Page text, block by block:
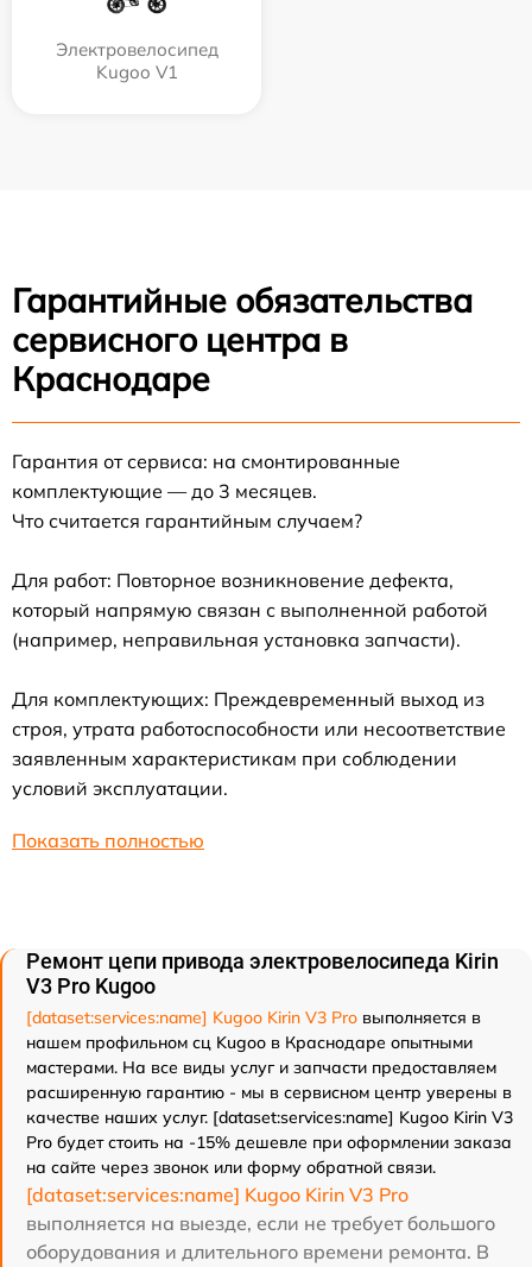
Электровелосипед
Kugoo V1
Гарантийные обязательства
сервисного центра в
Краснодаре
Гарантия от сервиса: на смонтированные
комплектующие — до 3 месяцев.
Что считается гарантийным случаем?
Для работ: Повторное возникновение дефекта,
который напрямую связан с выполненной работой
(например, неправильная установка запчасти).
Для комплектующих: Преждевременный выход из
строя, утрата работоспособности или несоответствие
заявленным характеристикам при соблюдении
условий эксплуатации.
Показать полностью
Ремонт цепи привода электровелосипеда Kirin
V3 Pro Kugoo
[dataset:services:name] Kugoo Kirin V3 Pro выполняется в
нашем профильном сц Kugoo в Краснодаре опытными
мастерами. На все виды услуг и запчасти предоставляем
расширенную гарантию - мы в сервисном центр уверены в
качестве наших услуг. [dataset:services:name] Kugoo Kirin V3
Pro будет стоить на -15% дешевле при оформлении заказа
на сайте через звонок или форму обратной связи.
[dataset:services:name] Kugoo Kirin V3 Pro
выполняется на выезде, если не требует большого
оборудования и длительного времени ремонта. В